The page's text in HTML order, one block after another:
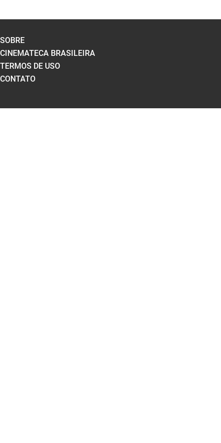
SOBRE
CINEMATECA BRASILEIRA
TERMOS DE USO
CONTATO